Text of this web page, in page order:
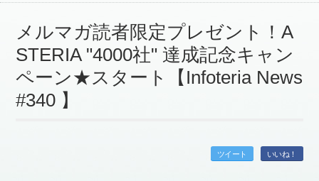
メルマガ読者限定プレゼント！A
STERIA "4000社" 達成記念キャン
ペーン★スタート【Infoteria News
#340 】
ツイート いいね！